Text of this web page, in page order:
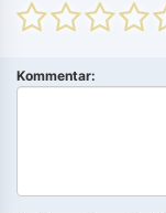
Kommentar: